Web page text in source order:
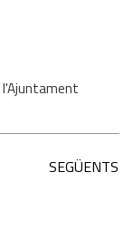
l'Ajuntament
SEGÜENTS